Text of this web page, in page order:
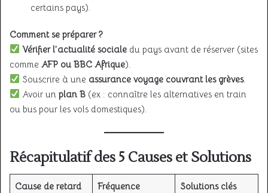
certains pays).
Comment se préparer ?
Vérifier l’actualité sociale du pays avant de réserver (sites
comme AFP ou BBC Afrique).
Souscrire à une assurance voyage couvrant les grèves.
Avoir unplan B (ex : connaître les alternatives en train
ou bus pour les vols domestiques).
Récapitulatif des 5 Causes et Solutions
Cause de retard Fréquence Solutions clés